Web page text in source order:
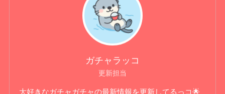
ガチャラッコ
更新担当
大好きなガチャガチャの最新情報を更新してるっコ🌟